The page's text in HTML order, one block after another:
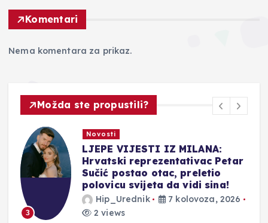
Komentari
Nema komentara za prikaz.
Možda ste propustili?
VIJESTI IZ MILANA:
reprezentativac Petar
postao otac, preletio
svijeta da vidi sina!
Hip_Urednik
7 kolovoza, 2026
2 views
4
2